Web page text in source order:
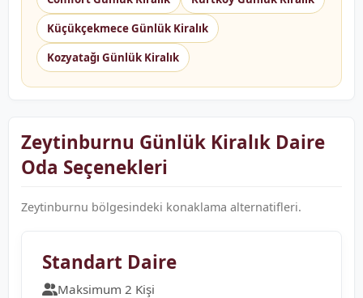
Küçükçekmece Günlük Kiralık
Kozyatağı Günlük Kiralık
Zeytinburnu Günlük Kiralık Daire
Oda Seçenekleri
Zeytinburnu bölgesindeki konaklama alternatifleri.
Standart Daire
Maksimum 2 Kişi